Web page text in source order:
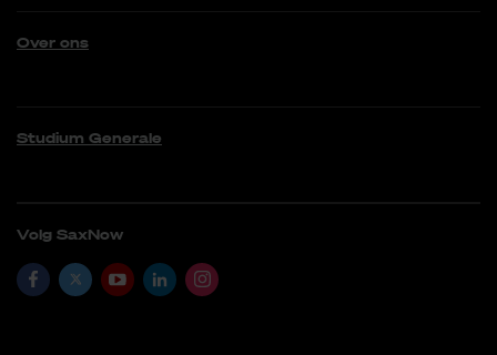
Over ons
Studium Generale
Volg SaxNow